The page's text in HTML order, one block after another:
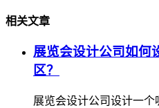
相关文章
展览会设计公司如何
区？
展览会设计公司设计一